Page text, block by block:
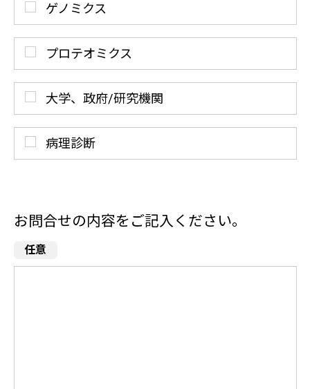
ゲノミクス
プロテオミクス
大学、政府/研究機関
病理診断
お問合せの内容をご記入ください。